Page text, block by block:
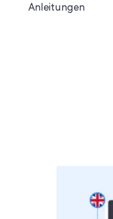
Anleitungen